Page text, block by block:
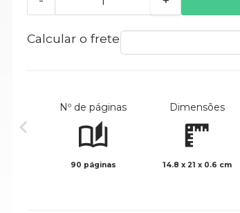
Calcular o frete
Nº de páginas
90 páginas
Dimensões
14.8 x 21 x 0.6 cm